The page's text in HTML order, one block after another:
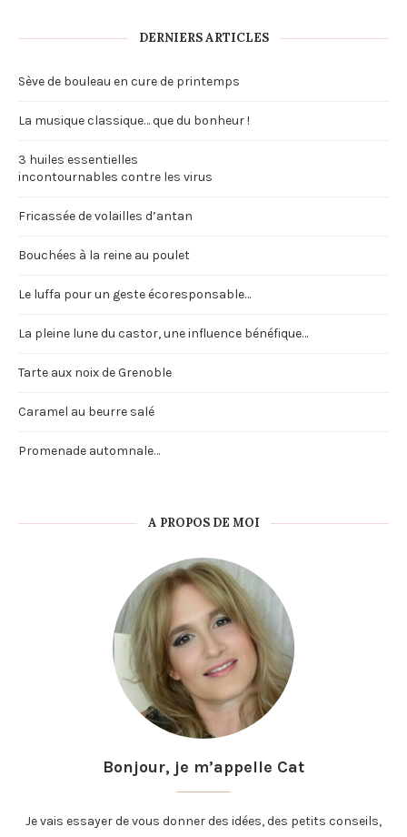
DERNIERS ARTICLES
Sève de bouleau en cure de printemps
La musique classique… que du bonheur !
3 huiles essentielles
incontournables contre les virus
Fricassée de volailles d’antan
Bouchées à la reine au poulet
Le luffa pour un geste écoresponsable…
La pleine lune du castor, une influence bénéfique…
Tarte aux noix de Grenoble
Caramel au beurre salé
Promenade automnale…
A PROPOS DE MOI
Bonjour, je m’appelle Cat
Je vais essayer de vous donner des idées, des petits conseils,